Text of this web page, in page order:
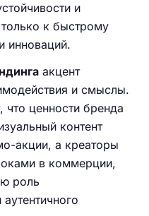
и
к быстрому
инноваций.
акцент
и смыслы.
ценности бренда
контент
акции, а креаторы
в коммерции,
роль